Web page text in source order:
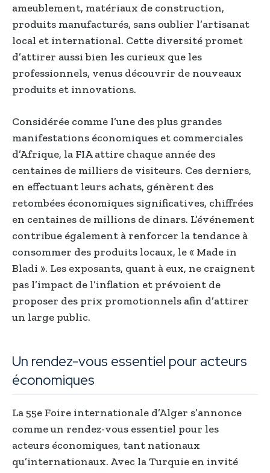
ameublement, matériaux de construction,
produits manufacturés, sans oublier l’artisanat
local et international. Cette diversité promet
d’attirer aussi bien les curieux que les
professionnels, venus découvrir de nouveaux
produits et innovations.
Considérée comme l’une des plus grandes
manifestations économiques et commerciales
d’Afrique, la FIA attire chaque année des
centaines de milliers de visiteurs. Ces derniers,
en effectuant leurs achats, génèrent des
retombées économiques significatives, chiffrées
en centaines de millions de dinars. L’événement
contribue également à renforcer la tendance à
consommer des produits locaux, le « Made in
Bladi ». Les exposants, quant à eux, ne craignent
pas l’impact de l’inflation et prévoient de
proposer des prix promotionnels afin d’attirer
un large public.
Un rendez-vous essentiel pour acteurs
économiques
La 55e Foire internationale d’Alger s’annonce
comme un rendez-vous essentiel pour les
acteurs économiques, tant nationaux
qu’internationaux. Avec la Turquie en invité